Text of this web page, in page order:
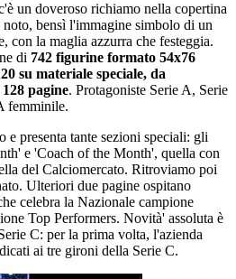
un doveroso richiamo nella copertina
bensì l'immagine simbolo di un
con la maglia azzurra che festeggia.
di 742 figurine formato 54x76
su materiale speciale, da
pagine. Protagoniste Serie A, Serie
femminile.
e presenta tante sezioni speciali: gli
e 'Coach of the Month', quella con
del Calciomercato. Ritroviamo poi
Ulteriori due pagine ospitano
celebra la Nazionale campione
Top Performers. Novità' assoluta è
C: per la prima volta, l'azienda
ai tre gironi della Serie C.